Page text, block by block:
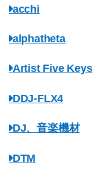
acchi
alphatheta
Artist Five Keys
DDJ-FLX4
DJ、音楽機材
DTM